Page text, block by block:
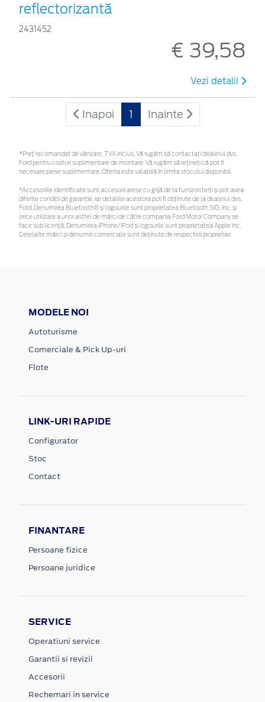
reflectorizantă
2431452
€ 39,58
Vezi detalii
Inapoi 1 Inainte
*Preţ recomandat de vânzare, TVA inclus. Vă rugăm să contactaţi dealerul dvs.
Ford pentru costuri suplimentare de montare. Vă rugăm să rețineți că pot fi
necesare piese suplimentare. Oferta este valabilă în limita stocului disponibil.
*Accesoriile identificate sunt accesorii alese cu grijă de la furnizori terți și pot avea
diferite condiții de garanție, iar detaliile acestora pot fi obținute de la dealerul dvs.
Ford. Denumirea Bluetooth® și logourile sunt proprietatea Bluetooth SIG, Inc. și
orice utilizare a unor astfel de mărci de către compania Ford Motor Company se
face sub licență. Denumirea iPhone/iPod și logourile sunt proprietatea Apple Inc.
Celelalte mărci și denumiri comerciale sunt deținute de respectivii proprietari
MODELE NOI
Autoturisme
Comerciale & Pick Up-uri
Flote
LINK-URI RAPIDE
Configurator
Stoc
Contact
FINANTARE
Persoane fizice
Persoane juridice
SERVICE
Operatiuni service
Garantii si revizii
Accesorii
Rechemari in service